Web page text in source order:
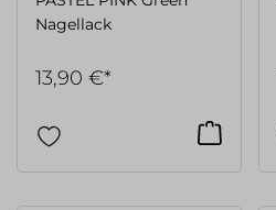
Nagellack
13,90 €*